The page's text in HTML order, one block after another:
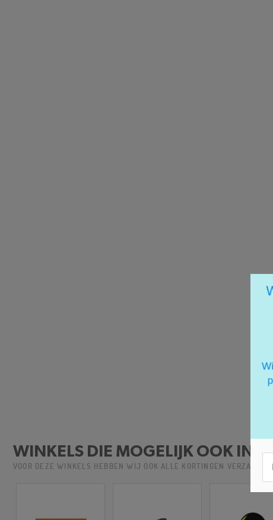
WINKELS DIE MOGELIJK OOK
VOOR DEZE WINKELS HEBBEN WIJ OOK ALLE KORTINGEN VERZAMELD